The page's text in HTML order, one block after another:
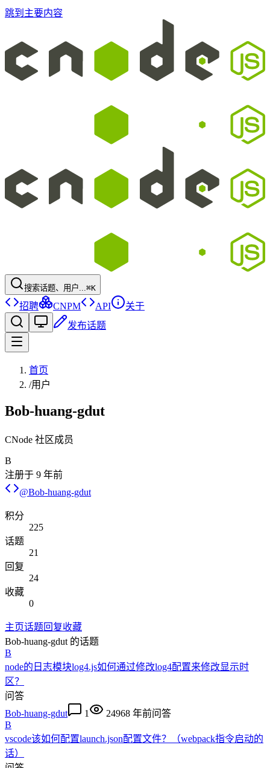
跳到主要内容
搜索话题、用户...⌘K
招聘 CNPM API
关于
发布话题
首页
/用户
Bob-huang-gdut
CNode 社区成员
B
注册于 9 年前
@Bob-huang-gdut
积分
225
话题
21
回复
24
收藏
0
主页话题回复收藏
Bob-huang-gdut 的话题
B
node的日志模块log4.js如何通过修改log4配置来修改显示时
区？
问答
Bob-huang-gdut
1 24968 年前问答
B
vscode该如何配置launch.json配置文件？（webpack指令启动的
话）